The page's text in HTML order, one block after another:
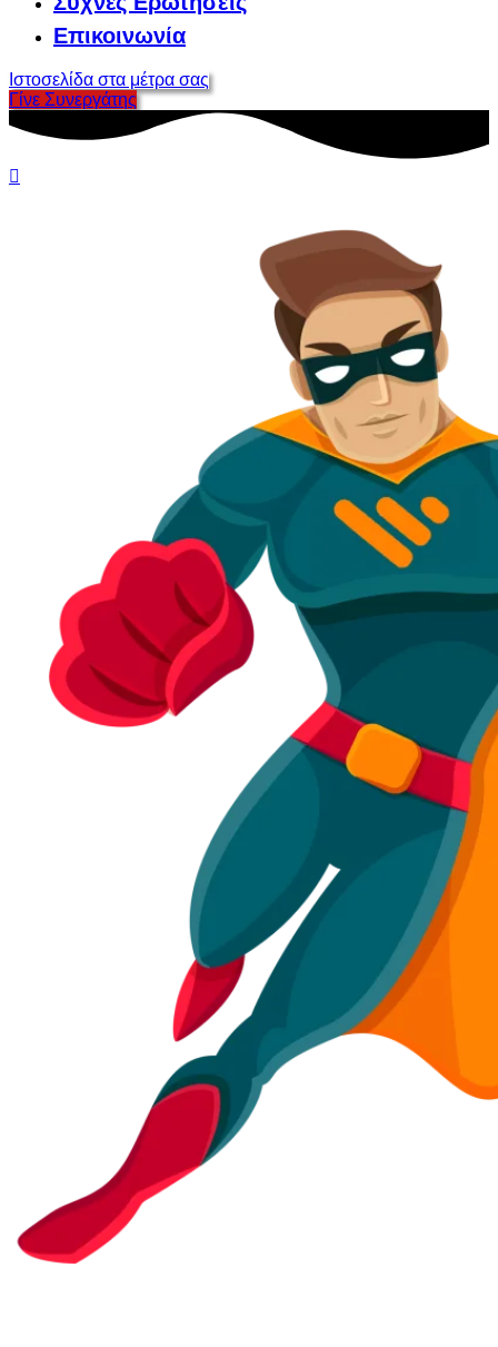
Επικοινωνία
Ιστοσελίδα στα μέτρα σας
Γίνε Συνεργάτης